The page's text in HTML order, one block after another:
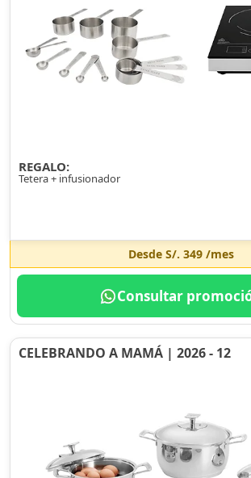
REGALO:
Tetera + infusionador
Desde S/. 349/mes
Consultar
CELEBRANDO A MAMÁ | 2026 - 12